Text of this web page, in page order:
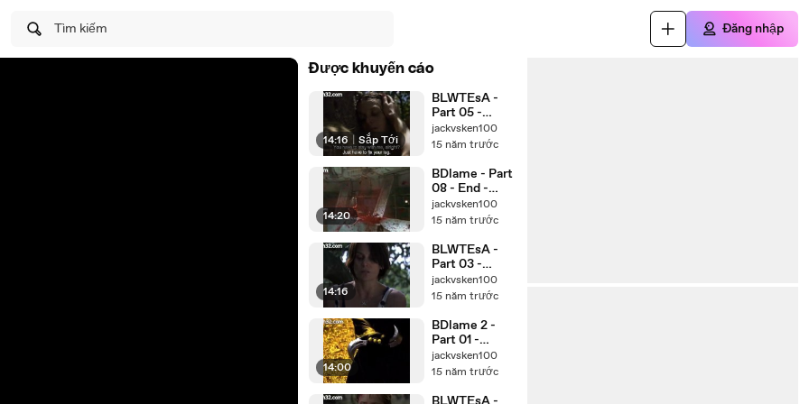
Tìm kiếm Đăng nhập
Được khuyến cáo
14:16 Sắp Tới
BLWTEsA -
Part 05 -
www.Watch3
2.Com
jackvsken100
15 năm trước
14:20
BDlame - Part
08 - End -
www.Watch3
2.Com
jackvsken100
15 năm trước
14:16
BLWTEsA -
Part 03 -
www.Watch3
2.Com
jackvsken100
15 năm trước
14:00
BDlame 2 -
Part 01 -
www.Watch3
2.Com
jackvsken100
15 năm trước